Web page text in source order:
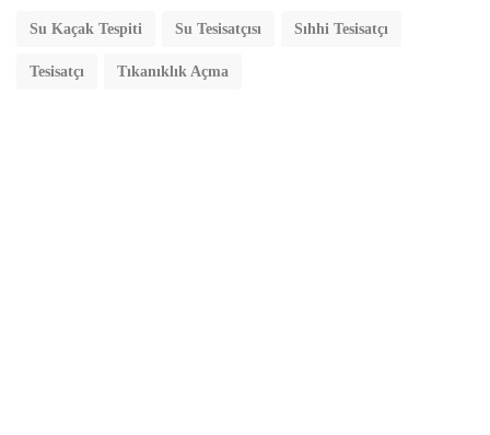
Su Kaçak Tespiti Su Tesisatçısı Sıhhi Tesisatçı
Tesisatçı Tıkanıklık Açma